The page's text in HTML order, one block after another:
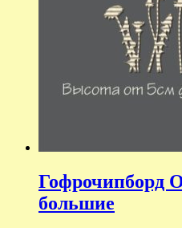
Гофрочипборд
большие